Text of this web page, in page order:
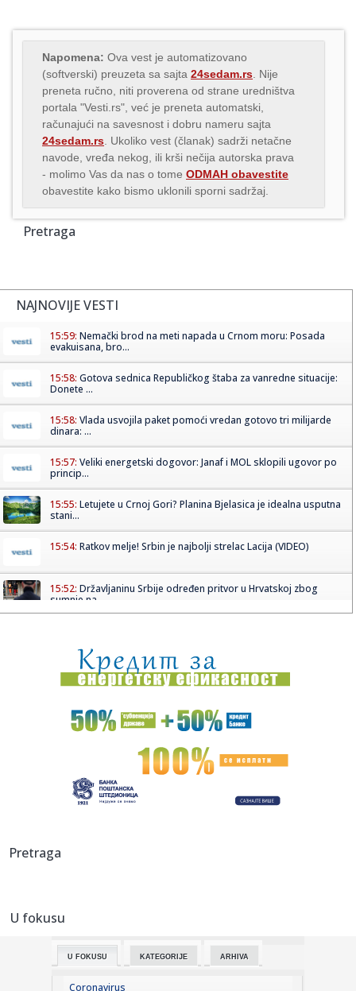
Napomena: Ova vest je automatizovano
(softverski) preuzeta sa sajta 24sedam.rs . Nije
preneta ručno, niti proverena od strane uredništva
portala "Vesti.rs", već je preneta automatski,
računajući na savesnost i dobru nameru sajta
24sedam.rs . Ukoliko vest (članak) sadrži netačne
navode, vređa nekog, ili krši nečija autorska prava
- molimo Vas da nas o tome ODMAH obavestite
obavestite kako bismo uklonili sporni sadržaj.
Pretraga
NAJNOVIJE VESTI
15:59: Nemački brod na meti napada u Crnom moru: Posada
evakuisana, bro...
15:58: Gotova sednica Republičkog štaba za vanredne situacije:
Donete ...
15:58: Vlada usvojila paket pomoći vredan gotovo tri milijarde
dinara: ...
15:57: Veliki energetski dogovor: Janaf i MOL sklopili ugovor po
princip...
15:55: Letujete u Crnoj Gori? Planina Bjelasica je idealna usputna
stani...
15:54: Ratkov melje! Srbin je najbolji strelac Lacija (VIDEO)
15:52: Državljaninu Srbije određen pritvor u Hrvatskoj zbog
sumnje na ...
15:52:NIKOLIĆ GA ŽELI: AEK krenuo po njega, bivši vezista
Partizana ...
15:47:Tužilaštvo traži od Advokatske komore da reaguje zbog
tvrdnji ...
ANS o tvrdnjama protiv policije posle Valjeva: "Istina ne
15:45:Eurojust podržao državu Srbiju i rad naše policije
15:42:
15:42:
Kina na nogama; Stiže trinaesti tajfun; Evakuacije su već
Pretraga
U fokusu
U FOKUSU KATEGORIJE ARHIVA
Coronavirus